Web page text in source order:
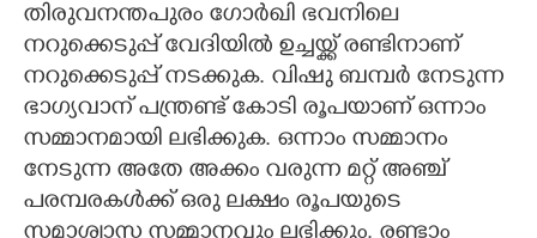
തിരുവനന്തപുരം ഗോർഖി ഭവനിലെ
നറുക്കെടുപ്പ് വേദിയിൽ ഉച്ചയ്ക്ക് രണ്ടിനാണ്
നറുക്കെടുപ്പ് നടക്കുക. വിഷു ബമ്പർ നേടുന്ന
ഭാഗ്യവാന് പന്ത്രണ്ട് കോടി രൂപയാണ് ഒന്നാം
സമ്മാനമായി ലഭിക്കുക. ഒന്നാം സമ്മാനം
നേടുന്ന അതേ അക്കം വരുന്ന മറ്റ് അഞ്ച്
പരമ്പരകൾക്ക് ഒരു ലക്ഷം രൂപയുടെ